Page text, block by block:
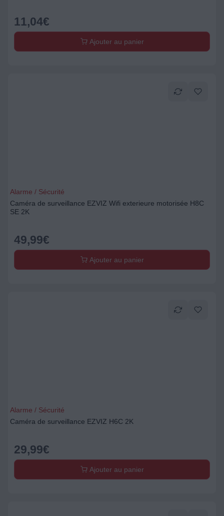
11,04€
Ajouter au panier
Alarme / Sécurité
Caméra de surveillance EZVIZ Wifi exterieure motorisée H8C
SE 2K
49,99€
Ajouter au panier
Alarme / Sécurité
Caméra de surveillance EZVIZ H6C 2K
29,99€
Ajouter au panier